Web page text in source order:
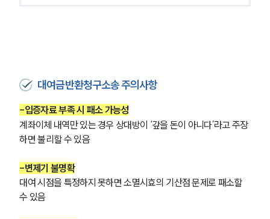
대여금반환청구소송 주의사항
-입증자료 부족 시 패소 가능성
계좌이체 내역만 있는 경우 상대방이 ‘갚을 돈이 아니다’라고 주장
하면 불리할 수 있음
-변제기 불명확
대여 시점을 특정하지 못하면 소멸시효의 기산점 문제로 패소할
수 있음